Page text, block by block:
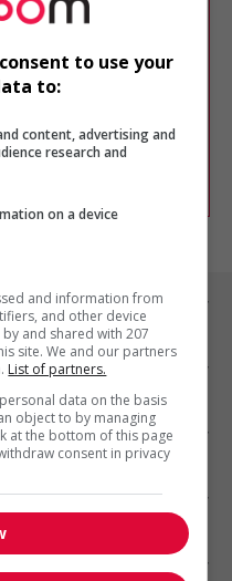
produit aucun
recherche.
utiliser nos
votre profil
vousinscrivant
to use your
to:
content, advertising and
research and
on a device
and information from
and other device
and shared with 207
site. We and our partners
List of partners.
data on the basis
object to by managing
at the bottom of this page
consent in privacy